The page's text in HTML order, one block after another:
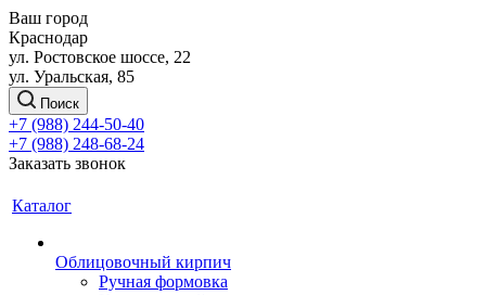
Ваш город
Краснодар
ул. Ростовское шоссе, 22
ул. Уральская, 85
Поиск
+7 (988) 244-50-40
+7 (988) 248-68-24
Заказать звонок
Каталог
Облицовочный кирпич
Ручная формовка